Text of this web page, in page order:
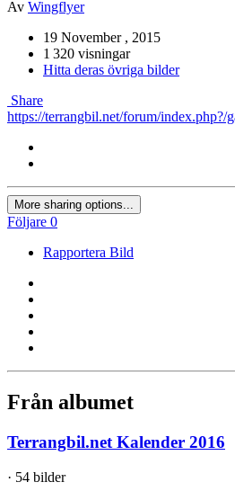
Av Wingflyer
19 November , 2015
1 320 visningar
Hitta deras övriga bilder
Share
https://terrangbil.net/forum/index.php?/
More sharing options...
Följare 0
Rapportera Bild
Från albumet
Terrangbil.net Kalender 2016
· 54 bilder